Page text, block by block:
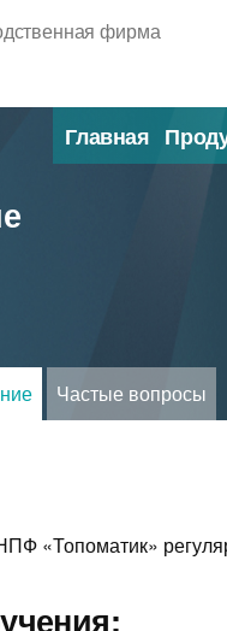
фирма
Главная
Частые вопросы
«Топоматик»